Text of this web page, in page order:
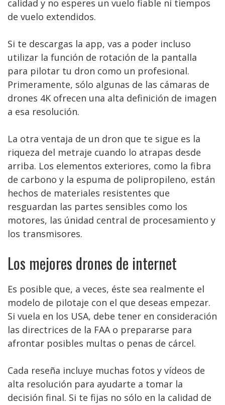
calidad y no esperes un vuelo fiable ni tiempos
de vuelo extendidos.
Si te descargas la app, vas a poder incluso
utilizar la función de rotación de la pantalla
para pilotar tu dron como un profesional.
Primeramente, sólo algunas de las cámaras de
drones 4K ofrecen una alta definición de imagen
a esa resolución.
La otra ventaja de un dron que te sigue es la
riqueza del metraje cuando lo atrapas desde
arriba. Los elementos exteriores, como la fibra
de carbono y la espuma de polipropileno, están
hechos de materiales resistentes que
resguardan las partes sensibles como los
motores, las únidad central de procesamiento y
los transmisores.
Los mejores drones de internet
Es posible que, a veces, éste sea realmente el
modelo de pilotaje con el que deseas empezar.
Si vuela en los USA, debe tener en consideración
las directrices de la FAA o prepararse para
afrontar posibles multas o penas de cárcel.
Cada reseña incluye muchas fotos y vídeos de
alta resolución para ayudarte a tomar la
decisión final. Si te fijas no sólo en la calidad de